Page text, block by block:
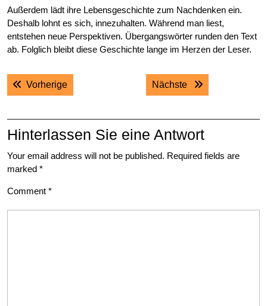
Außerdem lädt ihre Lebensgeschichte zum Nachdenken ein.
Deshalb lohnt es sich, innezuhalten. Während man liest,
entstehen neue Perspektiven. Übergangswörter runden den Text
ab. Folglich bleibt diese Geschichte lange im Herzen der Leser.
Post
navigation
VorherigePrevious post: Nächste Next post:
Hinterlassen Sie eine Antwort
Your email address will not be published. Required fields are
marked *
Comment *